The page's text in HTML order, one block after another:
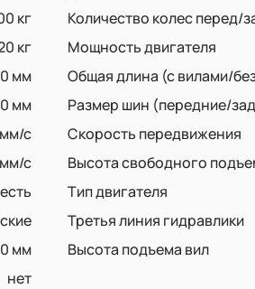
кг Количество колес перед/
кг Мощность двигателя
мм Общая длина (с вилами/
мм Размер шин (передние/
с Скорость передвижения
с Высота свободного
есть Тип двигателя
Третья линия гидравлики
мм Высота подъема вил
нет